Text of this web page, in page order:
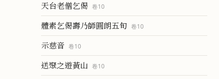
天台老僧乞偈 卷10
體素乞偈壽乃師圓朗五旬 卷10
示慈音 卷10
送聚之遊黃山 卷10